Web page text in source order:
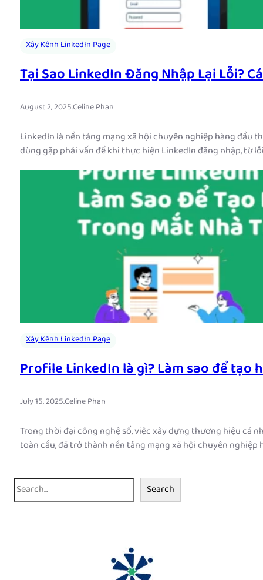
Xây Kênh LinkedIn Page
Tại Sao LinkedIn Đăng Nhập Lại Lỗi?
August 2, 2025.Celine Phan
LinkedIn là nền tảng mạng xã hội chuyên nghiệp hàng đầu
dùng gặp phải vấn đề khi thực hiện LinkedIn đăng nhập, từ
Xây Kênh LinkedIn Page
Profile LinkedIn là gì? Làm sao để
July 15, 2025.Celine Phan
Trong thời đại công nghệ số, việc xây dựng thương hiệu cá
toàn cầu, đã trở thành nền tảng mạng xã hội chuyên nghiệp
S
e
Search